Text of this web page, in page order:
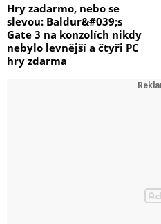
Hry zadarmo, nebo se
slevou: Baldur&#039;s
Gate 3 na konzolích nikdy
nebylo levnější a čtyři PC
hry zdarma